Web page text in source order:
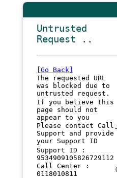
Untrusted
Request ..
[Go Back]
The requested URL
was blocked due to
untrusted request.
If you believe this
page should not
appear to you
Please contact Call
Support and provide
your Support ID
Support ID :
9534909105826729112
Call Center :
0118010811